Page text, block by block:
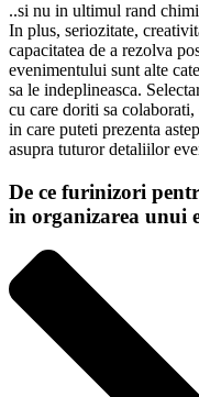
..si nu in ultimul rand
In plus, seriozitate,
capacitatea de a rezolva
evenimentului sunt alte
sa le indeplineasca.
cu care doriti sa
in care puteti prezenta
asupra tuturor detaliilor
De ce furinizori
in organizarea unui